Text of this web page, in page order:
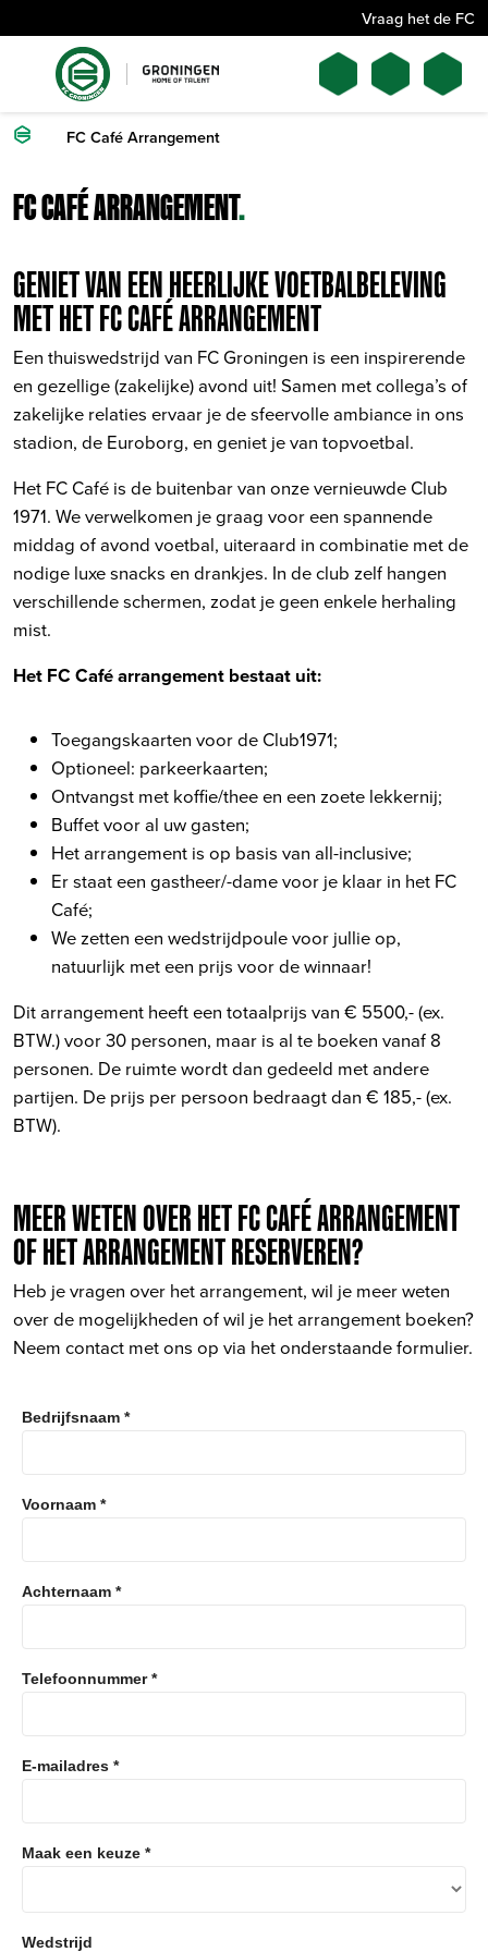
Vraag het de FC
FC Café Arrangement
FC CAFÉ ARRANGEMENT.
GENIET VAN EEN HEERLIJKE VOETBALBELEVING
MET HET FC CAFÉ ARRANGEMENT
Een thuiswedstrijd van FC Groningen is een inspirerende
en gezellige (zakelijke) avond uit! Samen met collega’s of
zakelijke relaties ervaar je de sfeervolle ambiance in ons
stadion, de Euroborg, en geniet je van topvoetbal.
Het FC Café is de buitenbar van onze vernieuwde Club
1971. We verwelkomen je graag voor een spannende
middag of avond voetbal, uiteraard in combinatie met de
nodige luxe snacks en drankjes. In de club zelf hangen
verschillende schermen, zodat je geen enkele herhaling
mist.
Het FC Café arrangement bestaat uit:
Toegangskaarten voor de Club1971;
Optioneel: parkeerkaarten;
Ontvangst met koffie/thee en een zoete lekkernij;
Buffet voor al uw gasten;
Het arrangement is op basis van all-inclusive;
Er staat een gastheer/-dame voor je klaar in het FC
Café;
We zetten een wedstrijdpoule voor jullie op,
natuurlijk met een prijs voor de winnaar!
Dit arrangement heeft een totaalprijs van € 5500,- (ex.
BTW.) voor 30 personen, maar is al te boeken vanaf 8
personen. De ruimte wordt dan gedeeld met andere
partijen. De prijs per persoon bedraagt dan € 185,- (ex.
BTW).
MEER WETEN OVER HET FC CAFÉ ARRANGEMENT
OF HET ARRANGEMENT RESERVEREN?
Heb je vragen over het arrangement, wil je meer weten
over de mogelijkheden of wil je het arrangement boeken?
Neem contact met ons op via het onderstaande formulier.